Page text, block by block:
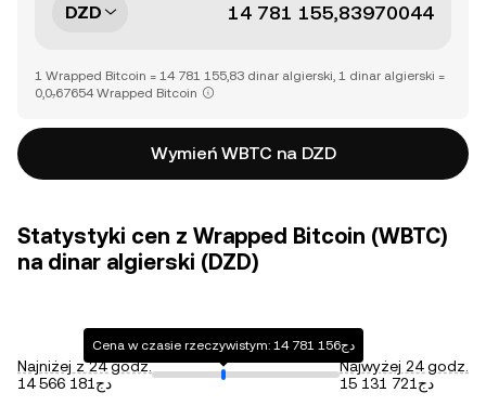
DZD
1 Wrapped Bitcoin = 14 781 155,83 dinar algierski, 1 dinar algierski =
0,0₇67654 Wrapped Bitcoin
Wymień WBTC na DZD
Statystyki cen z Wrapped Bitcoin (WBTC)
na dinar algierski (DZD)
Najniżej z 24 godz.
دج14 566 181
Cena w czasie rzeczywistym: دج14 781 156
Najwyżej 24 godz.
دج15 131 721